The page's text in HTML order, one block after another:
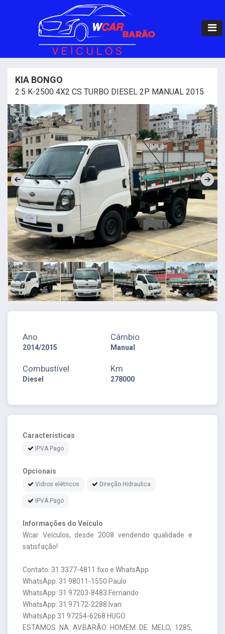
KIA BONGO
2.5 K-2500 4X2 CS TURBO DIESEL 2P MANUAL 2015
Ano
2014/2015
Câmbio
Manual
Combustível
Diesel
Km
278000
Características
IPVA Pago
Opcionais
Vidros elétricos Direção Hidraulica
IPVA Pago
Informações do Veículo
Wcar Veículos, desde 2008 vendendo qualidade e
satisfação!
Contato: 31 3377-4811 fixo e WhatsApp
WhatsApp: 31 98011-1550 Paulo
WhatsApp: 31 97203-8483 Fernando
WhatsApp: 31 97172-2288 Ivan
WhatsApp 31 97254-6268 HUGO
ESTAMOS NA AV.BARÃO HOMEM DE MELO, 1285,